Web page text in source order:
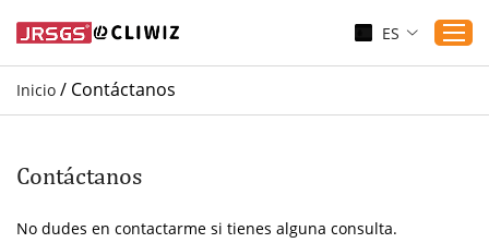
ES
Inicio / Contáctanos
Contáctanos
No dudes en contactarme si tienes alguna consulta.